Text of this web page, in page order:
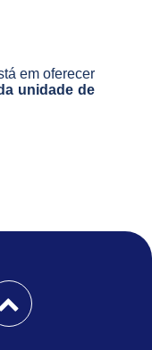
em oferecer
unidade de